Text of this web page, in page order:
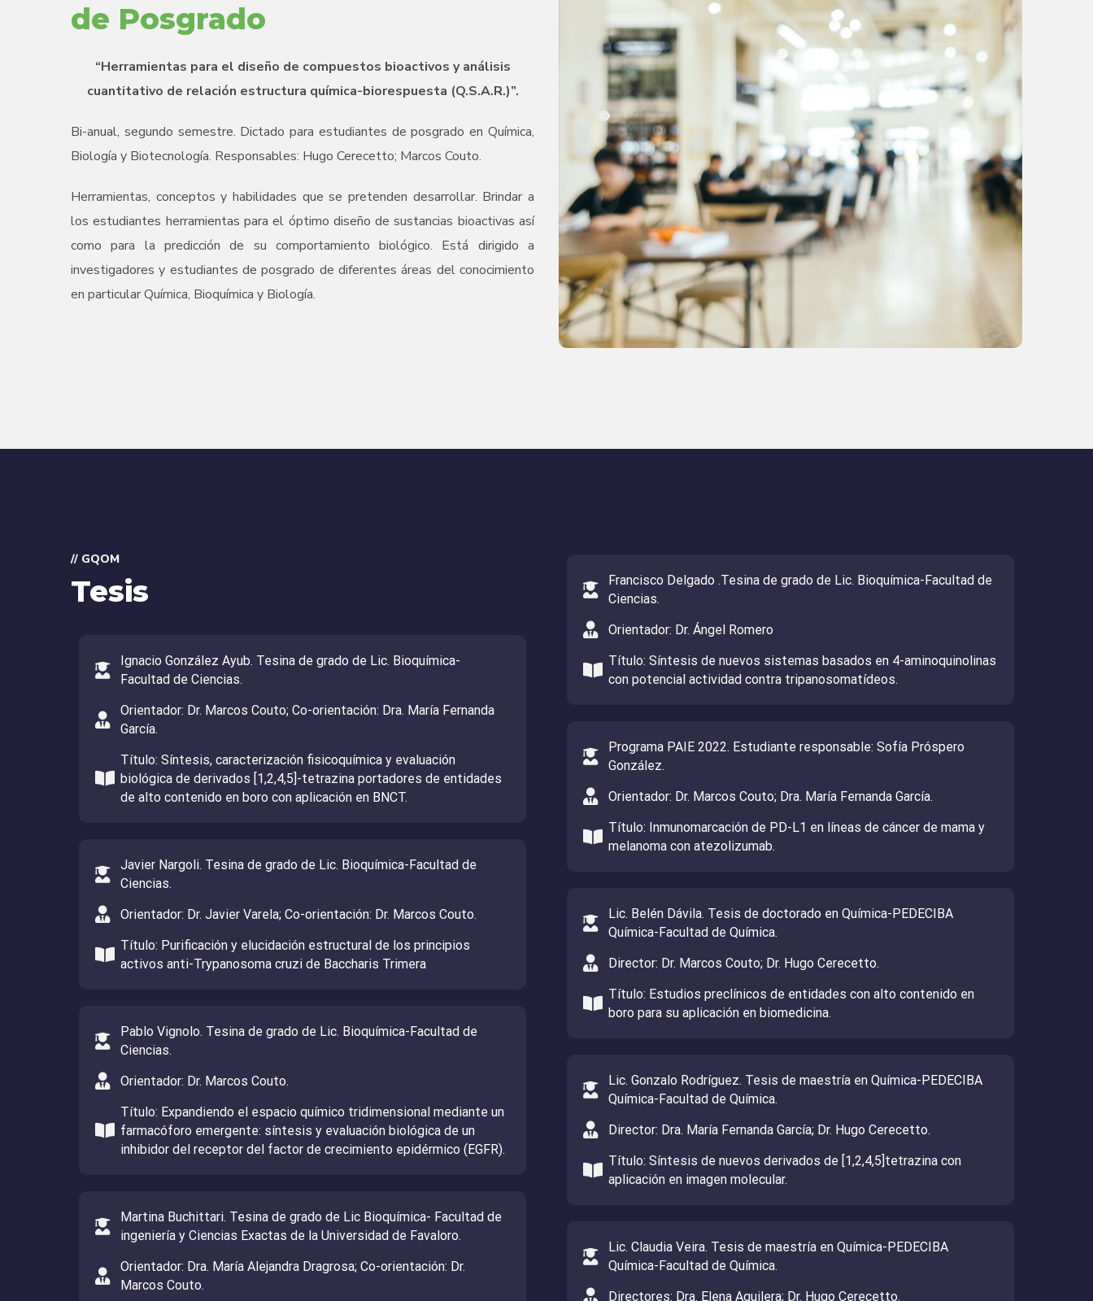
de Posgrado
“Herramientas para el diseño de compuestos bioactivos y análisis
cuantitativo de relación estructura química-biorespuesta (Q.S.A.R.)”.
Bi-anual, segundo semestre. Dictado para estudiantes de posgrado en Química,
Biología y Biotecnología. Responsables: Hugo Cerecetto; Marcos Couto.
Herramientas, conceptos y habilidades que se pretenden desarrollar. Brindar a
los estudiantes herramientas para el óptimo diseño de sustancias bioactivas así
como para la predicción de su comportamiento biológico. Está dirigido a
investigadores y estudiantes de posgrado de diferentes áreas del conocimiento
en particular Química, Bioquímica y Biología.
// GQOM
Tesis
Ignacio González Ayub. Tesina de grado de Lic. Bioquímica-
Facultad de Ciencias.
Orientador: Dr. Marcos Couto; Co-orientación: Dra. María Fernanda
García.
Título: Síntesis, caracterización fisicoquímica y evaluación
biológica de derivados [1,2,4,5]-tetrazina portadores de entidades
de alto contenido en boro con aplicación en BNCT.
Javier Nargoli. Tesina de grado de Lic. Bioquímica-Facultad de
Ciencias.
Orientador: Dr. Javier Varela; Co-orientación: Dr. Marcos Couto.
Título: Purificación y elucidación estructural de los principios
activos anti-Trypanosoma cruzi de Baccharis Trimera
Pablo Vignolo. Tesina de grado de Lic. Bioquímica-Facultad de
Ciencias.
Orientador: Dr. Marcos Couto.
Título: Expandiendo el espacio químico tridimensional mediante un
farmacóforo emergente: síntesis y evaluación biológica de un
inhibidor del receptor del factor de crecimiento epidérmico (EGFR).
Martina Buchittari. Tesina de grado de Lic Bioquímica- Facultad de
ingeniería y Ciencias Exactas de la Universidad de Favaloro.
Orientador: Dra. María Alejandra Dragrosa; Co-orientación: Dr.
Marcos Couto.
Francisco Delgado .Tesina de grado de Lic. Bioquímica-Facultad de
Ciencias.
Orientador: Dr. Ángel Romero
Título: Síntesis de nuevos sistemas basados en 4-aminoquinolinas
con potencial actividad contra tripanosomatídeos.
Programa PAIE 2022. Estudiante responsable: Sofía Próspero
González.
Orientador: Dr. Marcos Couto; Dra. María Fernanda García.
Título: Inmunomarcación de PD-L1 en líneas de cáncer de mama y
melanoma con atezolizumab.
Lic. Belén Dávila. Tesis de doctorado en Química-PEDECIBA
Química-Facultad de Química.
Director: Dr. Marcos Couto; Dr. Hugo Cerecetto.
Título: Estudios preclínicos de entidades con alto contenido en
boro para su aplicación en biomedicina.
Lic. Gonzalo Rodríguez. Tesis de maestría en Química-PEDECIBA
Química-Facultad de Química.
Director: Dra. María Fernanda García; Dr. Hugo Cerecetto.
Título: Síntesis de nuevos derivados de [1,2,4,5]tetrazina con
aplicación en imagen molecular.
Lic. Claudia Veira. Tesis de maestría en Química-PEDECIBA
Química-Facultad de Química.
Directores: Dra. Elena Aguilera; Dr. Hugo Cerecetto.